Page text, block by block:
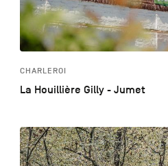
CHARLEROI
La Houillière Gilly - Jumet